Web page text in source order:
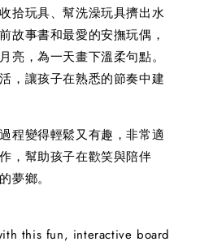
拾玩具、幫洗澡玩具擠出水
故事書和最愛的安撫玩偶，
亮，為一天畫下溫柔句點。
，讓孩子在熟悉的節奏中建
程變得輕鬆又有趣，非常適
，幫助孩子在歡笑與陪伴
夢鄉。
this fun, interactive board